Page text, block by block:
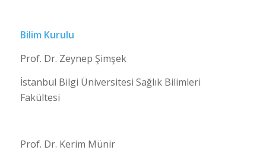
Bilim Kurulu
Prof. Dr. Zeynep Şimşek
İstanbul Bilgi Üniversitesi Sağlık Bilimleri
Fakültesi
Prof. Dr. Kerim Münir